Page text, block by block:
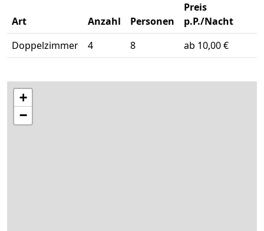
Art Anzahl Personen
Preis
p.P./Nacht
Doppelzimmer
4 8 ab 10,00 €
+
−